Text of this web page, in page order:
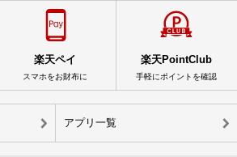
楽天ペイ
スマホをお財布に
楽天PointClub
手軽にポイントを確認
アプリ一覧